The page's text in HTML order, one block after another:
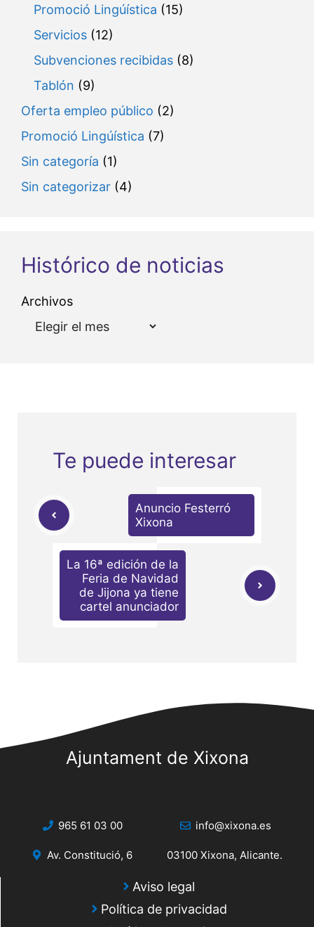
Promoció Lingúística (15)
Servicios (12)
Subvenciones recibidas (8)
Tablón (9)
Oferta empleo público (2)
Promoció Lingúística (7)
Sin categoría (1)
Sin categorizar (4)
Histórico de noticias
Archivos
Te puede interesar
Anuncio Festerró
Xixona
La 16ª edición de la
Feria de Navidad
de Jijona ya tiene
cartel anunciador
Ajuntament de Xixona
965 61 03 00 info@xixona.es
Av. Constitució, 6 03100 Xixona, Alicante.
Aviso legal
Política de privacidad